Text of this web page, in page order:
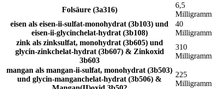
Folsäure (3a316)
6,5
Milligramm
eisen als eisen-ii-sulfat-monohydrat (3b103) und
eisen-ii-glycinchelat-hydrat (3b108)
40
Milligramm
zink als zinksulfat, monohydrat (3b605) und
glycin-zinkchelat-hydrat (3b607) & Zinkoxid
3b603
310
Milligramm
mangan als mangan-ii-sulfat, monohydrat (3b503)
und glycin-manganchelat-hydrat (3b506) &
225
Milligramm